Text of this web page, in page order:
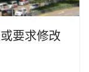
要求修改